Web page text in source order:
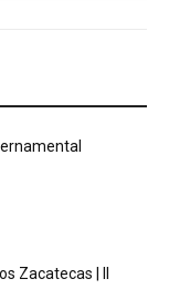
Zacatecas | II